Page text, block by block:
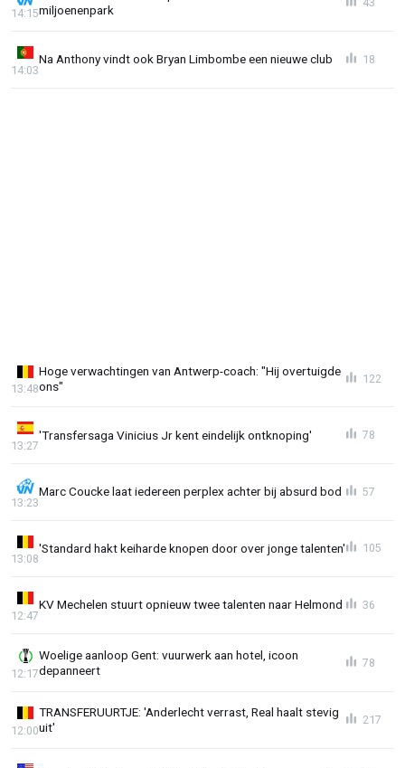
miljoenenpark
14:15
Na Anthony vindt ook Bryan Limbombe een nieuwe club
14:03
18
Hoge verwachtingen van Antwerp-coach: "Hij overtuigde
ons"
13:48
122
'Transfersaga Vinicius Jr kent eindelijk ontknoping'
13:27
78
Marc Coucke laat iedereen perplex achter bij absurd bod
13:23
57
'Standard hakt keiharde knopen door over jonge talenten'
13:08
105
KV Mechelen stuurt opnieuw twee talenten naar Helmond
12:47
36
Woelige aanloop Gent: vuurwerk aan hotel, icoon
depanneert
12:17
78
TRANSFERUURTJE: 'Anderlecht verrast, Real haalt stevig
uit'
12:00
217